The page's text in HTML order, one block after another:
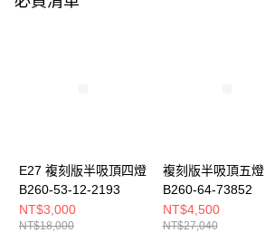
E27 複刻版半吸頂四燈
B260-53-12-2193
NT$3,000
NT$18,000
複刻版半吸頂五燈
B260-64-73852
NT$4,500
NT$27,040